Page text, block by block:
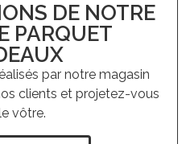
DE NOTRE
PARQUET
par notre magasin
clients et projetez-vous
vôtre.